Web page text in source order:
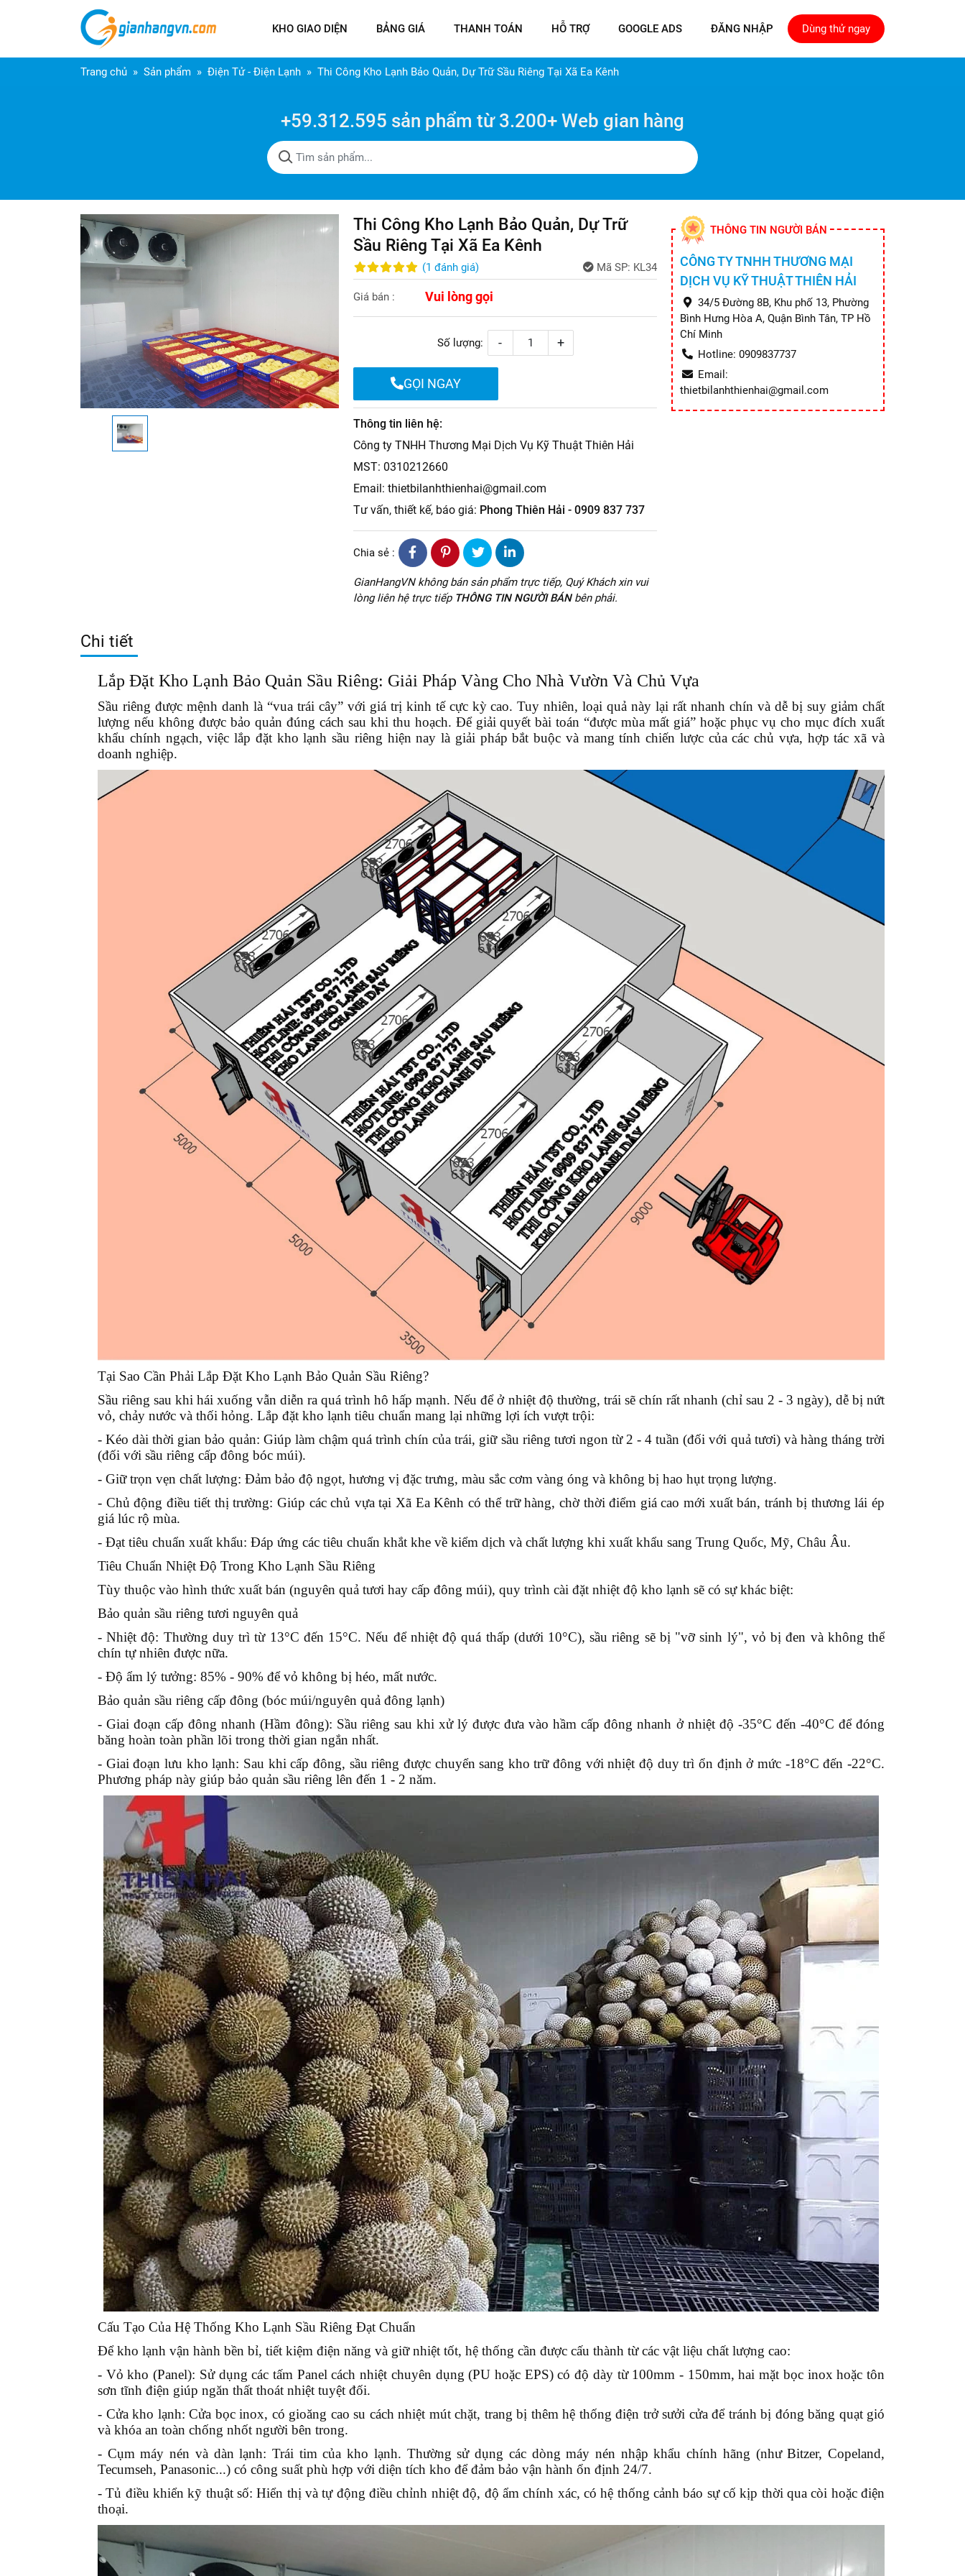
KHO GIAO DIỆN BẢNG GIÁ THANH TOÁN HỖ TRỢ GOOGLE ADS ĐĂNG NHẬP Dùng thử ngay
Trang chủ Sản phẩm Điện Tử - Điện Lạnh Thi Công Kho Lạnh Bảo Quản, Dự Trữ Sầu Riêng Tại Xã Ea Kênh
+59.312.595 sản phẩm từ 3.200+ Web gian hàng
Thi Công Kho Lạnh Bảo Quản, Dự Trữ
Sầu Riêng Tại Xã Ea Kênh
(1 đánh giá) Mã SP: KL34
Giá bán : Vui lòng gọi
Số lượng: - +
GỌI NGAY
Thông tin liên hệ:
Công ty TNHH Thương Mại Dịch Vụ Kỹ Thuật Thiên Hải
MST: 0310212660
Email: thietbilanhthienhai@gmail.com
Tư vấn, thiết kế, báo giá: Phong Thiên Hải - 0909 837 737
Chia sẻ :
GianHangVN không bán sản phẩm trực tiếp, Quý Khách xin vui
lòng liên hệ trực tiếp THÔNG TIN NGƯỜI BÁNbên phải.
THÔNG TIN NGƯỜI BÁN
CÔNG TY TNHH THƯƠNG MẠI
DỊCH VỤ KỸ THUẬT THIÊN HẢI
34/5 Đường 8B, Khu phố 13, Phường
Bình Hưng Hòa A, Quận Bình Tân, TP Hồ
Chí Minh
Hotline: 0909837737
Email:
thietbilanhthienhai@gmail.com
Chi tiết
Lắp Đặt Kho Lạnh Bảo Quản Sầu Riêng: Giải Pháp Vàng Cho Nhà Vườn Và Chủ Vựa
Sầu riêng được mệnh danh là “vua trái cây” với giá trị kinh tế cực kỳ cao. Tuy nhiên, loại quả này lại rất nhanh chín và dễ bị suy giảm chất
lượng nếu không được bảo quản đúng cách sau khi thu hoạch. Để giải quyết bài toán “được mùa mất giá” hoặc phục vụ cho mục đích xuất
khẩu chính ngạch, việclắp đặt kho lạnh sầu riêng hiện nay là giải pháp bắt buộc và mang tính chiến lược của các chủ vựa, hợp tác xã và
doanh nghiệp.
Tại Sao Cần Phải Lắp Đặt Kho Lạnh Bảo Quản Sầu Riêng?
Sầu riêng sau khi hái xuống vẫn diễn ra quá trình hô hấp mạnh. Nếu để ở nhiệt độ thường, trái sẽ chín rất nhanh (chỉ sau 2 - 3 ngày), dễ bị nứt
vỏ, chảy nước và thối hỏng. Lắp đặt kho lạnh tiêu chuẩn mang lại những lợi ích vượt trội:
- Kéo dài thời gian bảo quản: Giúp làm chậm quá trình chín của trái, giữ sầu riêng tươi ngon từ 2 - 4 tuần (đối với quả tươi) và hàng tháng trời
(đối với sầu riêng cấp đông bóc múi).
- Giữ trọn vẹn chất lượng: Đảm bảo độ ngọt, hương vị đặc trưng, màu sắc cơm vàng óng và không bị hao hụt trọng lượng.
- Chủ động điều tiết thị trường: Giúp các chủ vựa tại Xã Ea Kênh có thể trữ hàng, chờ thời điểm giá cao mới xuất bán, tránh bị thương lái ép
giá lúc rộ mùa.
- Đạt tiêu chuẩn xuất khẩu: Đáp ứng các tiêu chuẩn khắt khe về kiểm dịch và chất lượng khi xuất khẩu sang Trung Quốc, Mỹ, Châu Âu.
Tiêu Chuẩn Nhiệt Độ Trong Kho Lạnh Sầu Riêng
Tùy thuộc vào hình thức xuất bán (nguyên quả tươi hay cấp đông múi), quy trình cài đặt nhiệt độ kho lạnh sẽ có sự khác biệt:
Bảo quản sầu riêng tươi nguyên quả
- Nhiệt độ: Thường duy trì từ 13°C đến 15°C. Nếu để nhiệt độ quá thấp (dưới 10°C), sầu riêng sẽ bị "vỡ sinh lý", vỏ bị đen và không thể
chín tự nhiên được nữa.
- Độ ẩm lý tưởng: 85% - 90% để vỏ không bị héo, mất nước.
Bảo quản sầu riêng cấp đông (bóc múi/nguyên quả đông lạnh)
- Giai đoạn cấp đông nhanh (Hầm đông): Sầu riêng sau khi xử lý được đưa vào hầm cấp đông nhanh ở nhiệt độ -35°C đến -40°C để đóng
băng hoàn toàn phần lõi trong thời gian ngắn nhất.
- Giai đoạn lưu kho lạnh: Sau khi cấp đông, sầu riêng được chuyển sang kho trữ đông với nhiệt độ duy trì ổn định ở mức -18°C đến -22°C.
Phương pháp này giúp bảo quản sầu riêng lên đến 1 - 2 năm.
Cấu Tạo Của Hệ Thống Kho Lạnh Sầu Riêng Đạt Chuẩn
Để kho lạnh vận hành bền bỉ, tiết kiệm điện năng và giữ nhiệt tốt, hệ thống cần được cấu thành từ các vật liệu chất lượng cao:
- Vỏ kho (Panel): Sử dụng các tấm Panel cách nhiệt chuyên dụng (PU hoặc EPS) có độ dày từ 100mm - 150mm, hai mặt bọc inox hoặc tôn
sơn tĩnh điện giúp ngăn thất thoát nhiệt tuyệt đối.
- Cửa kho lạnh: Cửa bọc inox, có gioăng cao su cách nhiệt mút chặt, trang bị thêm hệ thống điện trở sưởi cửa để tránh bị đóng băng quạt gió
và khóa an toàn chống nhốt người bên trong.
- Cụm máy nén và dàn lạnh: Trái tim của kho lạnh. Thường sử dụng các dòng máy nén nhập khẩu chính hãng (như Bitzer, Copeland,
Tecumseh, Panasonic...) có công suất phù hợp với diện tích kho để đảm bảo vận hành ổn định 24/7.
- Tủ điều khiển kỹ thuật số: Hiển thị và tự động điều chỉnh nhiệt độ, độ ẩm chính xác, có hệ thống cảnh báo sự cố kịp thời qua còi hoặc điện
thoại.